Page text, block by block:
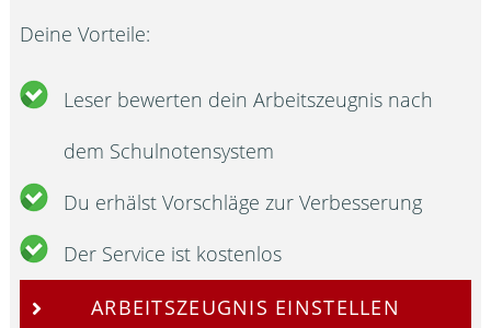
Deine Vorteile:
Leser bewerten dein Arbeitszeugnis nach
dem Schulnotensystem
Du erhälst Vorschläge zur Verbesserung
Der Service ist kostenlos
ARBEITSZEUGNIS EINSTELLEN